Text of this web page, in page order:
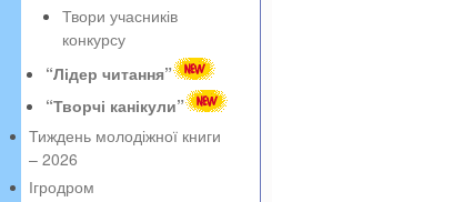
Твори учасників
конкурсу
“Лідер читання”
“Творчі канікули”
Тиждень молодіжної книги
– 2026
Ігродром